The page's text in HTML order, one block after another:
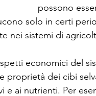
possono
solo in certi
nei sistemi di
economici del
proprietà dei cibi
ai nutrienti. Per